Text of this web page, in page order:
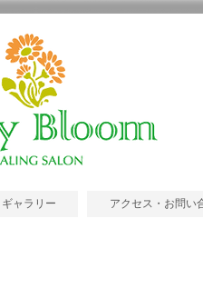
ギャラリー アクセス・お問い